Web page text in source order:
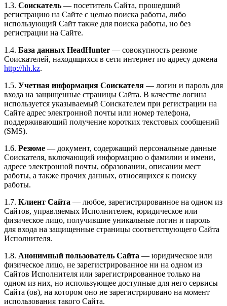
1.3. Соискатель — посетитель Сайта, прошедший
регистрацию на Сайте с целью поиска работы, либо
использующий Сайт также для поиска работы, но без
регистрации на Сайте.
1.4. База данных HeadHunter — совокупность резюме
Соискателей, находящихся в сети интернет по адресу домена
http://hh.kz.
1.5. Учетная информация Соискателя — логин и пароль для
входа на защищенные страницы Сайта. В качестве логина
используется указываемый Соискателем при регистрации на
Сайте адрес электронной почты или номер телефона,
поддерживающий получение коротких текстовых сообщений
(SMS).
1.6. Резюме — документ, содержащий персональные данные
Соискателя, включающий информацию о фамилии и имени,
адресе электронной почты, образовании, описании мест
работы, а также прочих данных, относящихся к поиску
работы.
1.7. Клиент Сайта — любое, зарегистрированное на одном из
Сайтов, управляемых Исполнителем, юридическое или
физическое лицо, получившие уникальные логин и пароль
для входа на защищенные страницы соответствующего Сайта
Исполнителя.
1.8. Анонимный пользователь Сайта — юридическое или
физическое лицо, не зарегистрированное ни на одном из
Сайтов Исполнителя или зарегистрированное только на
одном из них, но использующее доступные для него сервисы
Сайта (ов), на котором оно не зарегистрировано на момент
использования такого Сайта.